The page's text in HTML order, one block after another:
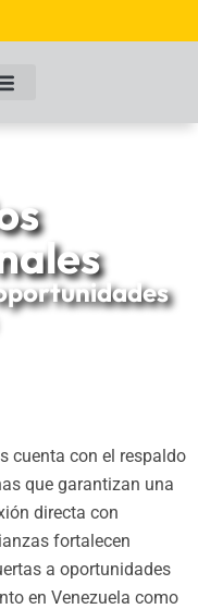
cuenta con el respaldo
que garantizan una
directa con
fortalecen
a oportunidades
en Venezuela como